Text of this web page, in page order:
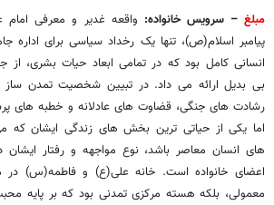
مبلغ– سرویس خانواده: واقعه غدیر و معرفی
پیامبر اسلام(ص)، تنها یک رخداد سیاسی برای اداره
انسانی کامل بود که در تمامی ابعاد حیات بشری، از
بی بدیل ارائه می داد. در تبیین شخصیت تمدن ساز
رشادت های جنگی، قضاوت های عادلانه و خطبه های
اما یکی از حیاتی ترین بخش های زندگی ایشان که
های انسان معاصر باشد، نوع مواجهه و رفتار ایشان
اعضای خانواده است. خانه علی(ع) و فاطمه(س) در
معمولی، بلکه هسته مرکزی تمدنی بود که بر پایه